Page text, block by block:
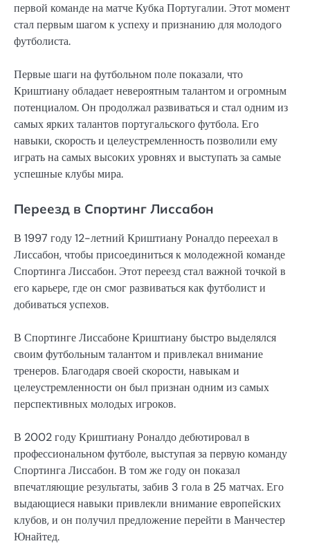
первой команде на матче Кубка Португалии. Этот момент
стал первым шагом к успеху и признанию для молодого
футболиста.
Первые шаги на футбольном поле показали, что
Криштиану обладает невероятным талантом и огромным
потенциалом. Он продолжал развиваться и стал одним из
самых ярких талантов португальского футбола. Его
навыки, скорость и целеустремленность позволили ему
играть на самых высоких уровнях и выступать за самые
успешные клубы мира.
Переезд в Спортинг Лиссабон
В 1997 году 12-летний Криштиану Роналдо переехал в
Лиссабон, чтобы присоединиться к молодежной команде
Спортинга Лиссабон. Этот переезд стал важной точкой в
его карьере, где он смог развиваться как футболист и
добиваться успехов.
В Спортинге Лиссабоне Криштиану быстро выделялся
своим футбольным талантом и привлекал внимание
тренеров. Благодаря своей скорости, навыкам и
целеустремленности он был признан одним из самых
перспективных молодых игроков.
В 2002 году Криштиану Роналдо дебютировал в
профессиональном футболе, выступая за первую команду
Спортинга Лиссабон. В том же году он показал
впечатляющие результаты, забив 3 гола в 25 матчах. Его
выдающиеся навыки привлекли внимание европейских
клубов, и он получил предложение перейти в Манчестер
Юнайтед.